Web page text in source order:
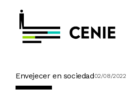
Envejecer en sociedad02/08/2022